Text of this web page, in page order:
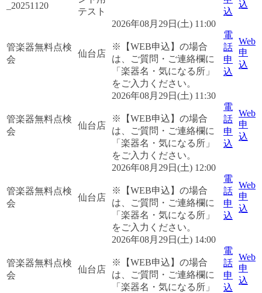
_20251120
テスト
込
込
管楽器無料点検
会
仙台店
2026年08月29日(土) 11:00
※【WEB申込】の場合
は、ご質問・ご連絡欄に
「楽器名・気になる所」
をご入力ください。
電
話
申
込
Web
申
込
管楽器無料点検
会
仙台店
2026年08月29日(土) 11:30
※【WEB申込】の場合
は、ご質問・ご連絡欄に
「楽器名・気になる所」
をご入力ください。
電
話
申
込
Web
申
込
管楽器無料点検
会
仙台店
2026年08月29日(土) 12:00
※【WEB申込】の場合
は、ご質問・ご連絡欄に
「楽器名・気になる所」
をご入力ください。
電
話
申
込
Web
申
込
管楽器無料点検
会
仙台店
2026年08月29日(土) 14:00
※【WEB申込】の場合
は、ご質問・ご連絡欄に
「楽器名・気になる所」
電
話
申
込
Web
申
込